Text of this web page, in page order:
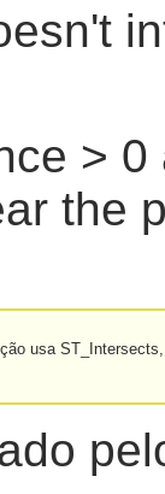
>
the
usa